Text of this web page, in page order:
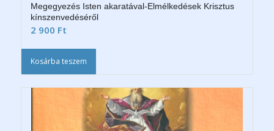
Megegyezés Isten akaratával-Elmélkedések Krisztus
kínszenvedéséről
2 900 Ft
Kosárba teszem